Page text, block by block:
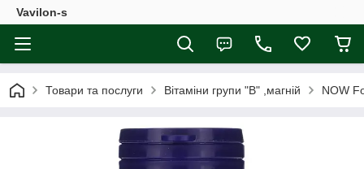
Vavilon-s
Товари та послуги Вітаміни групи "В" ,магній NOW